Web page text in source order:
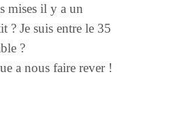
mises il y a un
? Je suis entre le 35
?
a nous faire rever !